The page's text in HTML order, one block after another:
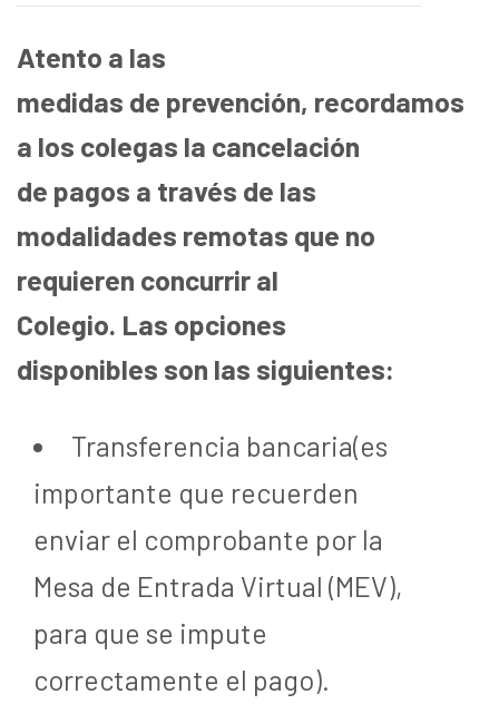
Atento a las
medidas de prevención, recordamos
a los colegas la cancelación
de pagos a través de las
modalidades remotas que no
requieren concurrir al
Colegio. Las opciones
disponibles son las siguientes:
Transferencia bancaria(es
importante que recuerden
enviar el comprobante por la
Mesa de Entrada Virtual (MEV),
para que se impute
correctamente el pago).